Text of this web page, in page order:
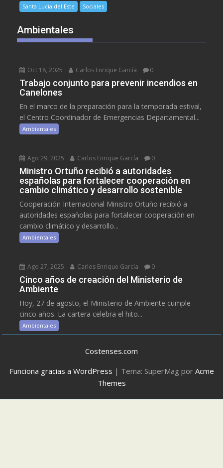
Santa Lucía del Este Sociales
Ambientales
Oct 18, 2025 Carlos Enrique García 0
Trabajo conjunto para prevenir incendios en
Canelones
En el marco de la preparación para la temporada estival,
el Centro Coordinador de Emergencias Departamental...
Ambientales
Ago 29, 2025 Carlos Enrique García 0
Ministro Ortuño recibió a autoridades
españolas para fortalecer cooperación en
cambio climático y desarrollo sostenible
Cooperación Internacional Ministro Ortuño recibió a
autoridades españolas para fortalecer cooperación en
cambio climático y desarrollo...
Ambientales
Ago 27, 2025 Carlos Enrique García 0
Cinco años de creación del Ministerio de
Ambiente
Hoy, 27 de agosto, el Ministerio de Ambiente cumple
cinco años. La cartera celebra el hito...
Ambientales
Costenses.com
Funciona gracias a WordPress | Tema: SuperMag por Acme
Themes